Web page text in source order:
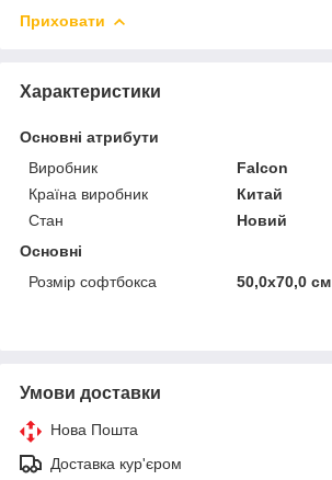
Приховати
Характеристики
Основні атрибути
Виробник
Falcon
Країна виробник
Китай
Стан
Новий
Основні
Розмір софтбокса
50,0х70,0 см
Умови доставки
Нова Пошта
Доставка кур'єром